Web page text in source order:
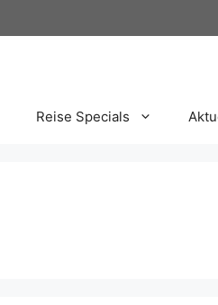
Reise Specials